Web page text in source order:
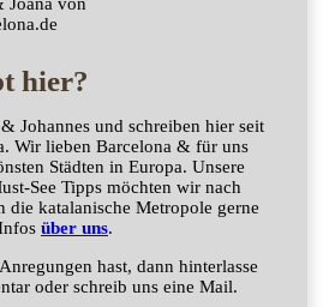
hier?
Johannes und schreiben hier seit
Wir lieben Barcelona & für uns
Städten in Europa. Unsere
See Tipps möchten wir nach
die katalanische Metropole gerne
über uns.
hast, dann hinterlasse
oder schreib uns eine Mail.